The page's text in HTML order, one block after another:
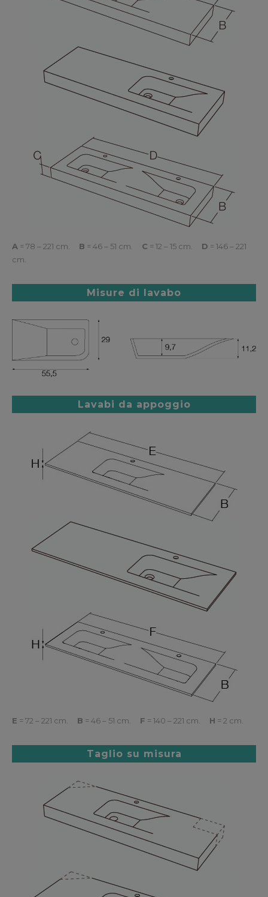
A = 78 – 221 cm. B = 46 – 51 cm. C = 12 – 15 cm. D = 146 – 221
cm.
Misure di lavabo
Lavabi da appoggio
E = 72 – 221 cm. B = 46 – 51 cm. F = 140 – 221 cm. H = 2 cm.
Taglio su misura